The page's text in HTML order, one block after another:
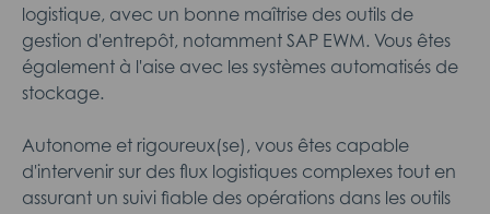
logistique, avec un bonne maîtrise des outils de
gestion d'entrepôt, notamment SAP EWM. Vous êtes
également à l'aise avec les systèmes automatisés de
stockage.
Autonome et rigoureux(se), vous êtes capable
d'intervenir sur des flux logistiques complexes tout en
assurant un suivi fiable des opérations dans les outils